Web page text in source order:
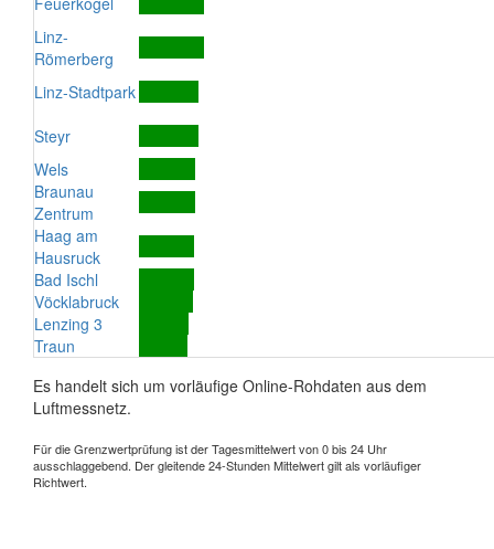
Linz-
Römerberg
Linz-Stadtpark
Steyr
Wels
Braunau
Zentrum
Haag am
Hausruck
Bad Ischl
Vöcklabruck
Lenzing 3
Traun
Es handelt sich um vorläufige Online-Rohdaten aus dem
Luftmessnetz.
Für die Grenzwertprüfung ist der Tagesmittelwert von 0 bis 24 Uhr
ausschlaggebend. Der gleitende 24-Stunden Mittelwert gilt als vorläufiger
Richtwert.